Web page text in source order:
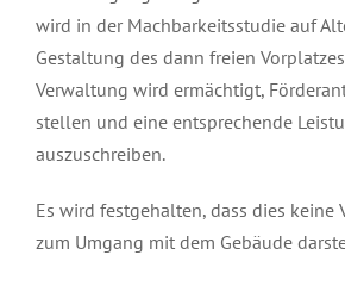
wird in der Machbarkeitsstudie auf
Gestaltung des dann freien
Verwaltung wird ermächtigt,
stellen und eine entsprechende
auszuschreiben.
Es wird festgehalten, dass dies keine
zum Umgang mit dem Gebäude